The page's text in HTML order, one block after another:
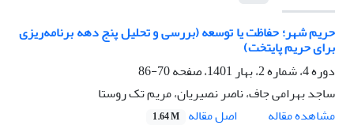
حریم شهر؛ حفاظت یا توسعه (بررسی و تحلیل پنج دهه برنامه‌ریزی
برای حریم پایتخت)
دوره 4، شماره 2، بهار 1401، صفحه
70-86
ساجد بهرامی جاف، ناصر نصیریان، مریم تک روستا
مشاهده مقاله
اصل مقاله 1.64 M